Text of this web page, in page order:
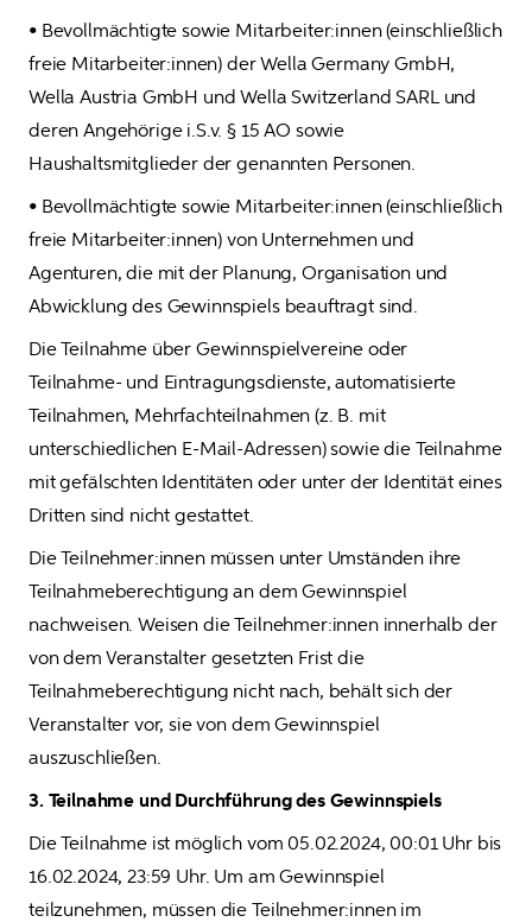
• Bevollmächtigte sowie Mitarbeiter:innen (einschließlich
freie Mitarbeiter:innen) der Wella Germany GmbH,
Wella Austria GmbH und Wella Switzerland SARL und
deren Angehörige i.S.v. § 15 AO sowie
Haushaltsmitglieder der genannten Personen.
• Bevollmächtigte sowie Mitarbeiter:innen (einschließlich
freie Mitarbeiter:innen) von Unternehmen und
Agenturen, die mit der Planung, Organisation und
Abwicklung des Gewinnspiels beauftragt sind.
Die Teilnahme über Gewinnspielvereine oder
Teilnahme- und Eintragungsdienste, automatisierte
Teilnahmen, Mehrfachteilnahmen (z. B. mit
unterschiedlichen E-Mail-Adressen) sowie die Teilnahme
mit gefälschten Identitäten oder unter der Identität eines
Dritten sind nicht gestattet.
Die Teilnehmer:innen müssen unter Umständen ihre
Teilnahmeberechtigung an dem Gewinnspiel
nachweisen. Weisen die Teilnehmer:innen innerhalb der
von dem Veranstalter gesetzten Frist die
Teilnahmeberechtigung nicht nach, behält sich der
Veranstalter vor, sie von dem Gewinnspiel
auszuschließen.
3. Teilnahme und Durchführung des Gewinnspiels
Die Teilnahme ist möglich vom 05.02.2024, 00:01 Uhr bis
16.02.2024, 23:59 Uhr. Um am Gewinnspiel
teilzunehmen, müssen die Teilnehmer:innen im